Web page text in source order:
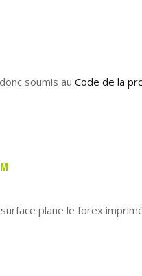
soumis au Code de la
plane le forex